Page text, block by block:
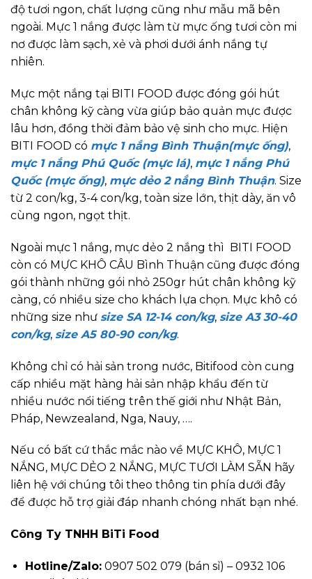
độ tươi ngon, chất lượng cũng như mẫu mã bên
ngoài. Mực 1 nắng được làm từ mực ống tươi còn mi
nơ được làm sạch, xẻ và phơi dưới ánh nắng tự
nhiên.
Mực một nắng tại BITI FOOD được đóng gói hút
chân không kỹ càng vừa giúp bảo quản mực được
lâu hơn, đồng thời đảm bảo vệ sinh cho mực. Hiện
BITI FOOD có mực 1 nắng Bình Thuận(mực ống),
mực 1 nắng Phú Quốc (mực lá), mực 1 nắng Phú
Quốc (mực ống), mực dẻo 2 nắng Bình Thuận. Size
từ 2 con/kg, 3-4 con/kg, toàn size lớn, thịt dày, ăn vô
cùng ngon, ngọt thịt.
Ngoài mực 1 nắng, mực dẻo 2 nắng thì BITI FOOD
còn có MỰC KHÔ CÂU Bình Thuận cũng được đóng
gói thành những gói nhỏ 250gr hút chân không kỹ
càng, có nhiều size cho khách lựa chọn. Mực khô có
những size như size SA 12-14 con/kg, size A3 30-40
con/kg, size A5 80-90 con/kg.
Không chỉ có hải sản trong nước, Bitifood còn cung
cấp nhiều mặt hàng hải sản nhập khẩu đến từ
nhiều nước nổi tiếng trên thế giới như Nhật Bản,
Pháp, Newzealand, Nga, Nauy, ….
Nếu có bất cứ thắc mắc nào về MỰC KHÔ, MỰC 1
NẮNG, MỰC DẺO 2 NẮNG, MỰC TƯƠI LÀM SẴN hãy
liên hệ với chúng tôi theo thông tin phía dưới đây
để được hỗ trợ giải đáp nhanh chóng nhất bạn nhé.
Công Ty TNHH BiTi Food
Hotline/Zalo:0907 502 079 (bán sỉ) – 0932 106